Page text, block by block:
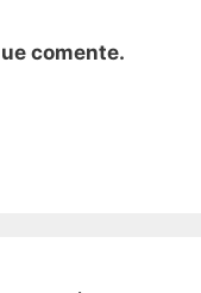
comente.